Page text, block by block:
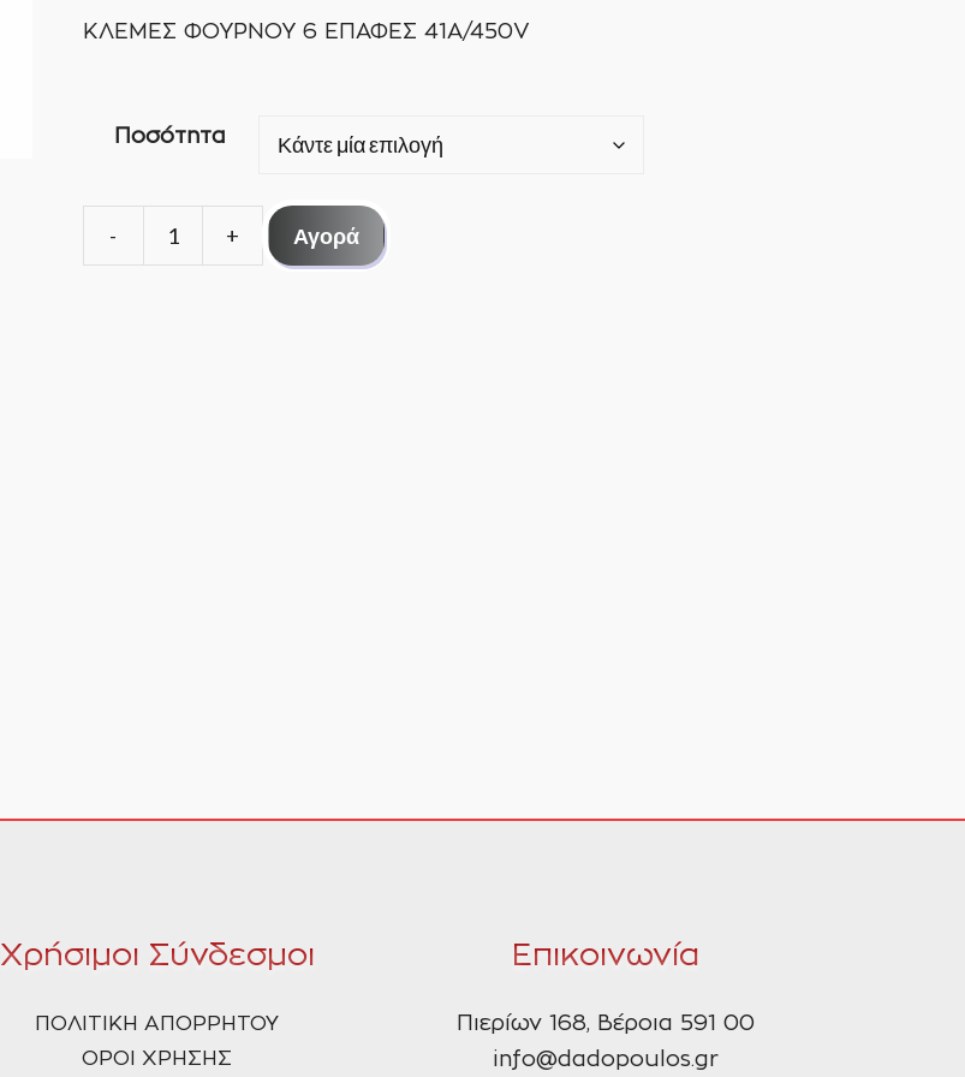
ΚΛΕΜΕΣ ΦΟΥΡΝΟΥ 6 ΕΠΑΦΕΣ 41Α/450V
Ποσότητα
Αγορά
Χρήσιμοι Σύνδεσμοι
ΠΟΛΙΤΙΚΗ ΑΠΟΡΡΗΤΟΥ
ΟΡΟΙ ΧΡΗΣΗΣ
Επικοινωνία
Πιερίων 168, Βέροια 591 00
info@dadopoulos.gr